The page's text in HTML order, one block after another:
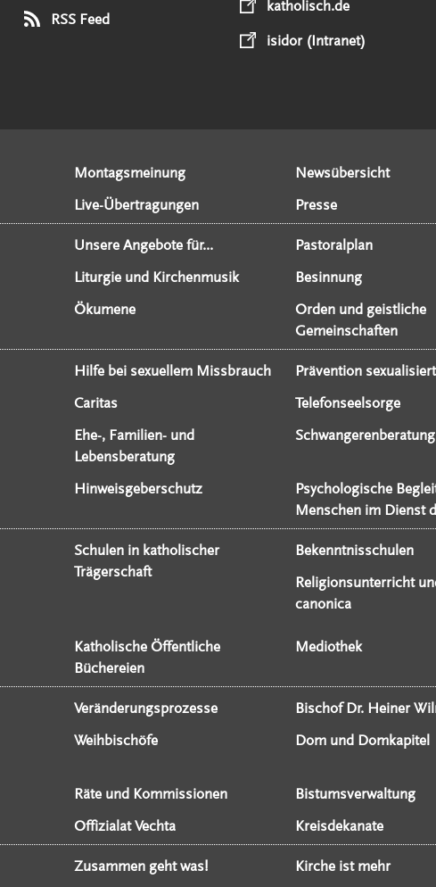
RSS Feed
katholisch.de
isidor (Intranet)
Montagsmeinung Newsübersicht
Live-Übertragungen
Presse
Unsere Angebote für... Pastoralplan
Liturgie und Kirchenmusik
Besinnung
Ökumene
Orden und geistliche
Gemeinschaften
Hilfe bei sexuellem Missbrauch Prävention
Caritas
Telefonseelsorge
Ehe-, Familien- und
Lebensberatung
Schwangerenberatung
Hinweisgeberschutz
Psychologische
Menschen im Dienst
Schulen in katholischer
Trägerschaft
Bekenntnisschulen
Religionsunterricht
canonica
Katholische Öffentliche
Büchereien
Mediothek
Veränderungsprozesse Bischof Dr. Heiner
Weihbischöfe
Dom und Domkapitel
Räte und Kommissionen
Bistumsverwaltung
Offizialat Vechta
Kreisdekanate
Zusammen geht was! Kirche ist mehr